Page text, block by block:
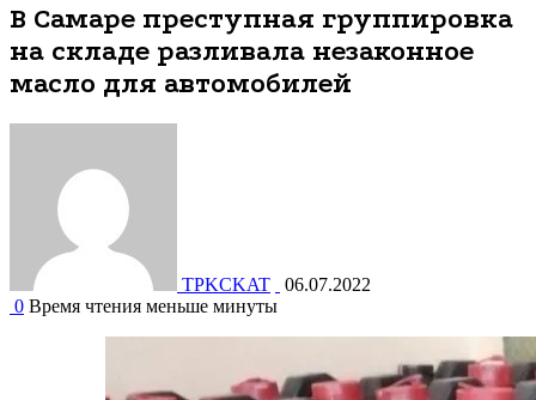
В Самаре преступная группировка
на складе разливала незаконное
масло для автомобилей
TPKCKAT
06.07.2022
0 Время чтения меньше минуты